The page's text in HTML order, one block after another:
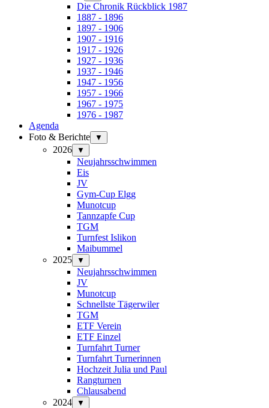
Die Chronik Rückblick 1987
1887 - 1896
1897 - 1906
1907 - 1916
1917 - 1926
1927 - 1936
1937 - 1946
1947 - 1956
1957 - 1966
1967 - 1975
1976 - 1987
Agenda
Foto & Berichte
▼
2026 ▼
Neujahrsschwimmen
Eis
JV
Gym-Cup Elgg
Munotcup
Tannzapfe Cup
TGM
Turnfest Islikon
Maibummel
2025
▼
Neujahrsschwimmen
JV
Munotcup
Schnellste Tägerwiler
TGM
ETF Verein
ETF Einzel
Turnfahrt Turner
Turnfahrt Turnerinnen
Hochzeit Julia und Paul
Rangturnen
Chlausabend
2024
▼